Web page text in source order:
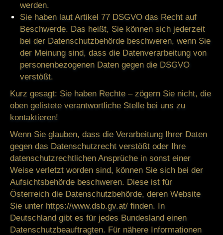
werden.
Sie haben laut Artikel 77 DSGVO das Recht auf
Beschwerde. Das heißt, Sie können sich jederzeit
bei der Datenschutzbehörde beschweren, wenn Sie
der Meinung sind, dass die Datenverarbeitung von
personenbezogenen Daten gegen die DSGVO
verstößt.
Kurz gesagt: Sie haben Rechte – zögern Sie nicht, die
oben gelistete verantwortliche Stelle bei uns zu
kontaktieren!
Wenn Sie glauben, dass die Verarbeitung Ihrer Daten
gegen das Datenschutzrecht verstößt oder Ihre
datenschutzrechtlichen Ansprüche in sonst einer
Weise verletzt worden sind, können Sie sich bei der
Aufsichtsbehörde beschweren. Diese ist für
Österreich die Datenschutzbehörde, deren Website
Sie unter https://www.dsb.gv.at/ finden. In
Deutschland gibt es für jedes Bundesland einen
Datenschutzbeauftragten. Für nähere Informationen